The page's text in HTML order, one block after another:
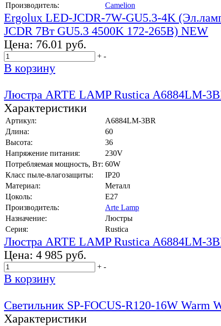
Производитель:
Camelion
Ergolux LED-JCDR-7W-GU5.3-4K
JCDR 7Вт GU5.3 4500K 172-265В) NEW
Цена: 76.01 руб.
+ -
В корзину
Люстра ARTE LAMP Rustica A6884LM-
Характеристики
Артикул:
A6884LM-3BR
Длина:
60
Высота:
36
Напряжение питания:
230V
Потребляемая мощность, Вт: 60W
Класс пыле-влагозащиты:
IP20
Материал:
Металл
Цоколь:
E27
Производитель:
Arte Lamp
Назначение:
Люстры
Серия:
Rustica
Люстра ARTE LAMP Rustica A6884LM-
Цена: 4 985 руб.
+ -
В корзину
Светильник SP-FOCUS-R120-16W Warm
Характеристики